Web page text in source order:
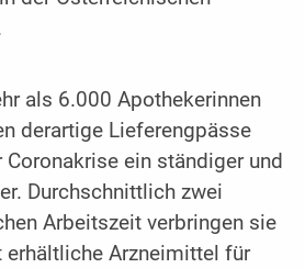
als 6.000 Apothekerinnen
derartige Lieferengpässe
Coronakrise ein ständiger und
Durchschnittlich zwei
Arbeitszeit verbringen sie
erhältliche Arzneimittel für